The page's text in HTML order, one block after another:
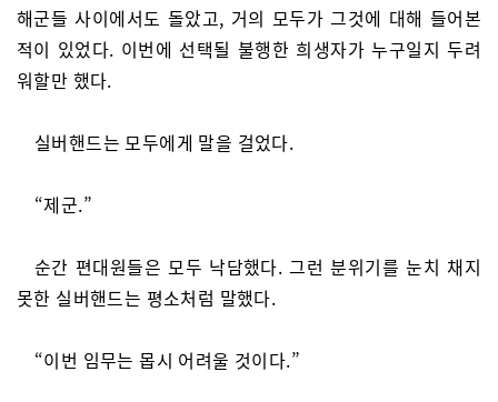
해군들 사이에서도 돌았고, 거의 모두가 그것에 대해 들어본
적이 있었다. 이번에 선택될 불행한 희생자가 누구일지 두려
워할만 했다.
실버핸드는 모두에게 말을 걸었다.
“제군.”
순간 편대원들은 모두 낙담했다. 그런 분위기를 눈치 채지
못한 실버핸드는 평소처럼 말했다.
“이번 임무는 몹시 어려울 것이다.”